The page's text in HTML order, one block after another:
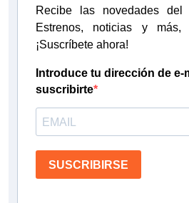
Recibe las novedades
Estrenos, noticias y más,
¡Suscríbete ahora!
Introduce tu dirección de e-
suscribirte
SUSCRIBIRSE